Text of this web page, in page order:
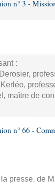
n° 3 -
:
maître de
n° 66 -
presse, de